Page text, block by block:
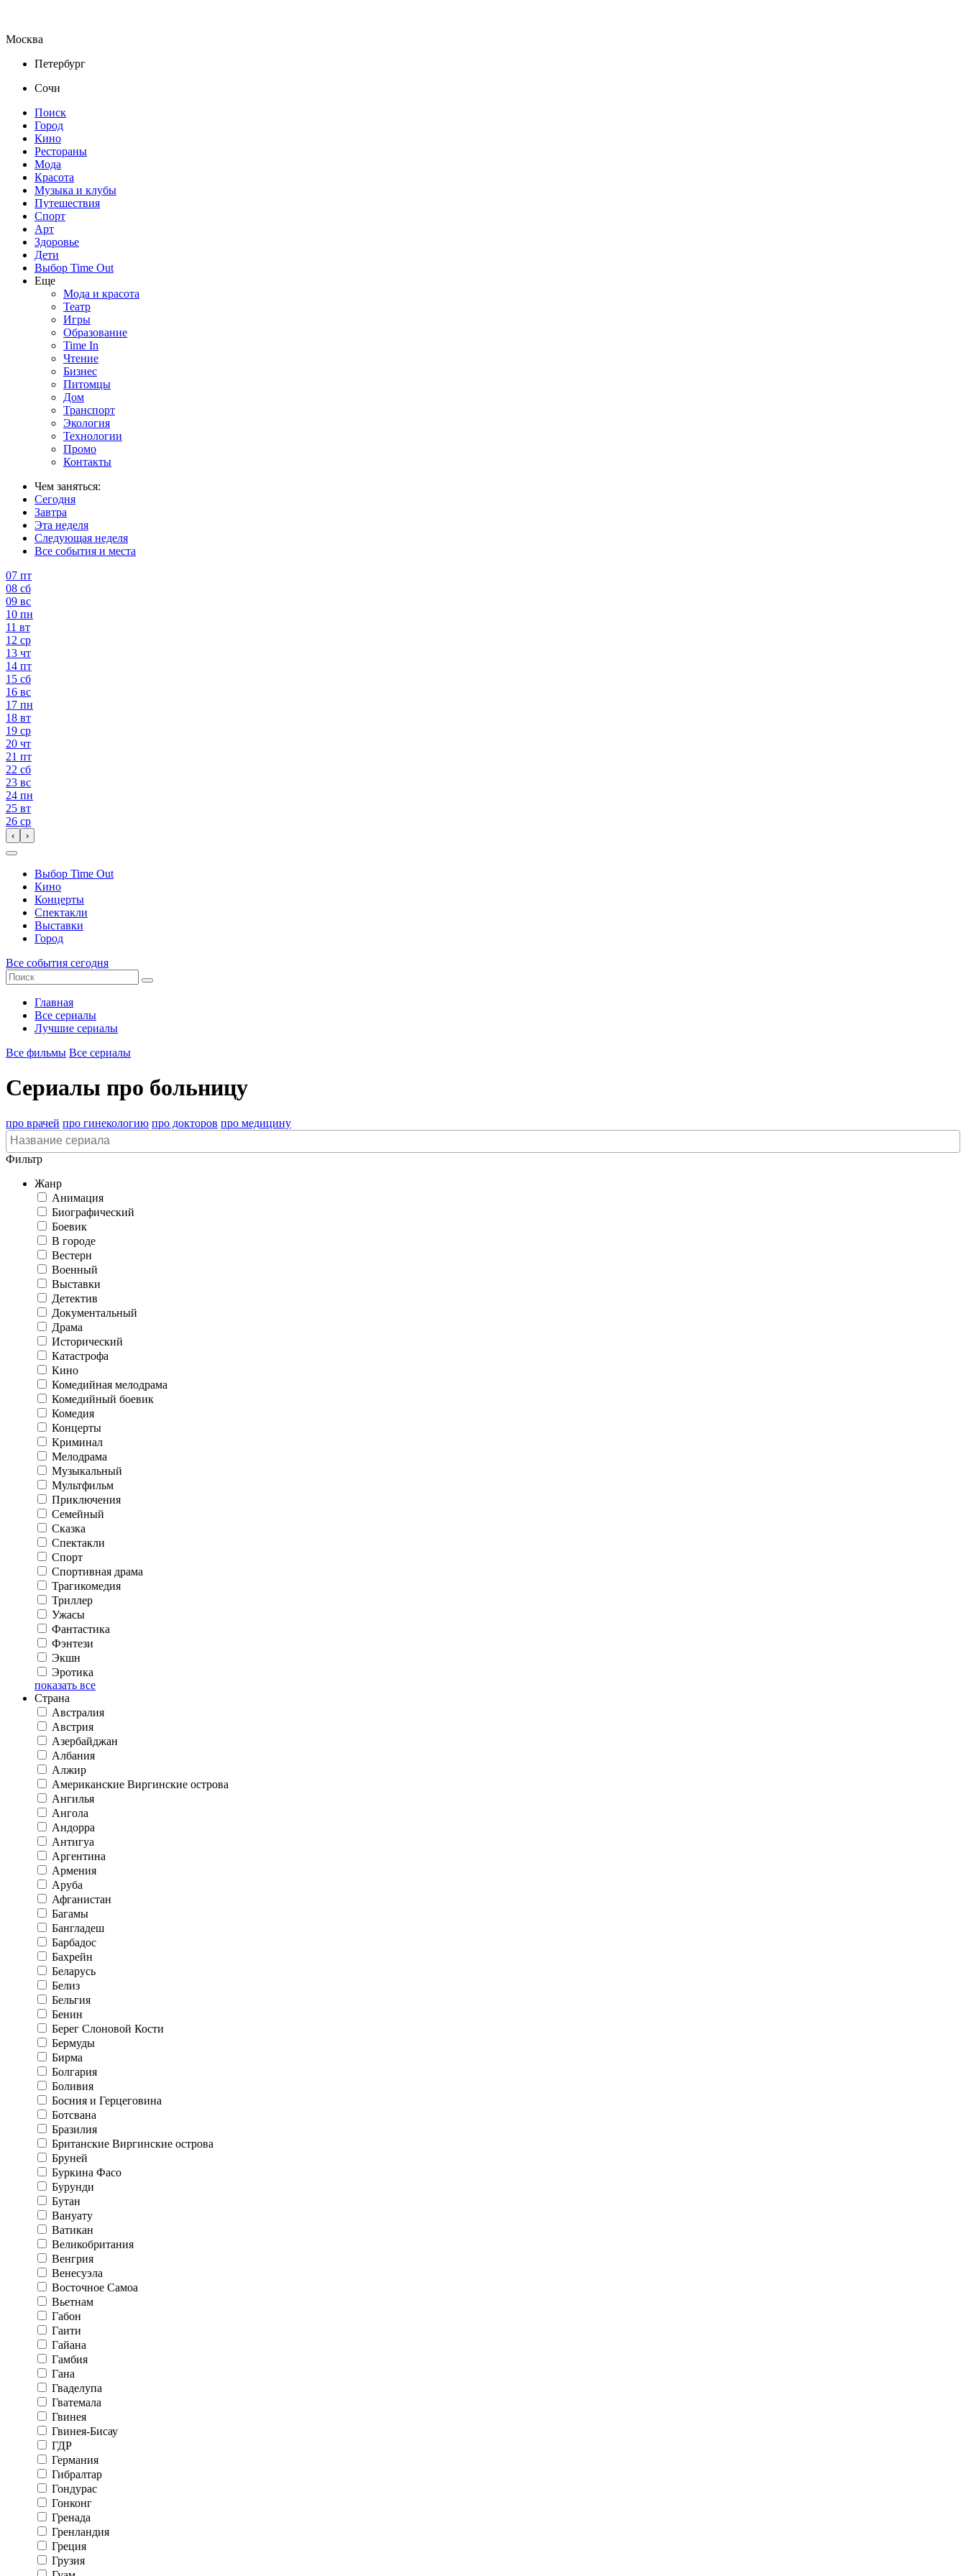
Москва
Петербург
Сочи
Поиск
Город
Кино
Рестораны
Мода
Красота
Музыка и клубы
Путешествия
Спорт
Арт
Здоровье
Дети
Выбор Time Out
Еще
Мода и красота
Театр
Игры
Образование
Time In
Чтение
Бизнес
Питомцы
Дом
Транспорт
Экология
Технологии
Промо
Контакты
Чем заняться:
Сегодня
Завтра
Эта неделя
Следующая неделя
Все события и места
07 пт
08 сб
09 вс
10 пн
11 вт
12 ср
13 чт
14 пт
15 сб
16 вс
17 пн
18 вт
19 ср
20 чт
21 пт
22 сб
23 вс
24 пн
25 вт
26 ср
‹ ›
Выбор Time Out
Кино
Концерты
Спектакли
Выставки
Город
Все события сегодня
Главная
Все сериалы
Лучшие сериалы
Все фильмы Все сериалы
Сериалы про больницу
про врачей про гинекологию про докторов про медицину
Фильтр
Жанр
Анимация
Биографический
Боевик
В городе
Вестерн
Военный
Выставки
Детектив
Документальный
Драма
Исторический
Катастрофа
Кино
Комедийная мелодрама
Комедийный боевик
Комедия
Концерты
Криминал
Мелодрама
Музыкальный
Мультфильм
Приключения
Семейный
Сказка
Спектакли
Спорт
Спортивная драма
Трагикомедия
Триллер
Ужасы
Фантастика
Фэнтези
Экшн
Эротика
показать все
Страна
Австралия
Австрия
Азербайджан
Албания
Алжир
Американские Виргинские острова
Ангилья
Ангола
Андорра
Антигуа
Аргентина
Армения
Аруба
Афганистан
Багамы
Бангладеш
Барбадос
Бахрейн
Беларусь
Белиз
Бельгия
Бенин
Берег Слоновой Кости
Бермуды
Бирма
Болгария
Боливия
Босния и Герцеговина
Ботсвана
Бразилия
Британские Виргинские острова
Бруней
Буркина Фасо
Бурунди
Бутан
Вануату
Ватикан
Великобритания
Венгрия
Венесуэла
Восточное Самоа
Вьетнам
Габон
Гаити
Гайана
Гамбия
Гана
Гваделупа
Гватемала
Гвинея
Гвинея-Бисау
ГДР
Германия
Гибралтар
Гондурас
Гонконг
Гренада
Гренландия
Греция
Грузия